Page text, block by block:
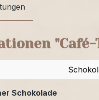
"Café-
Schokolade